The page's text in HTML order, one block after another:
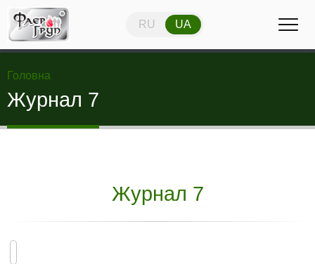
RU UA RU UA
Головна
Журнал 7
Журнал 7